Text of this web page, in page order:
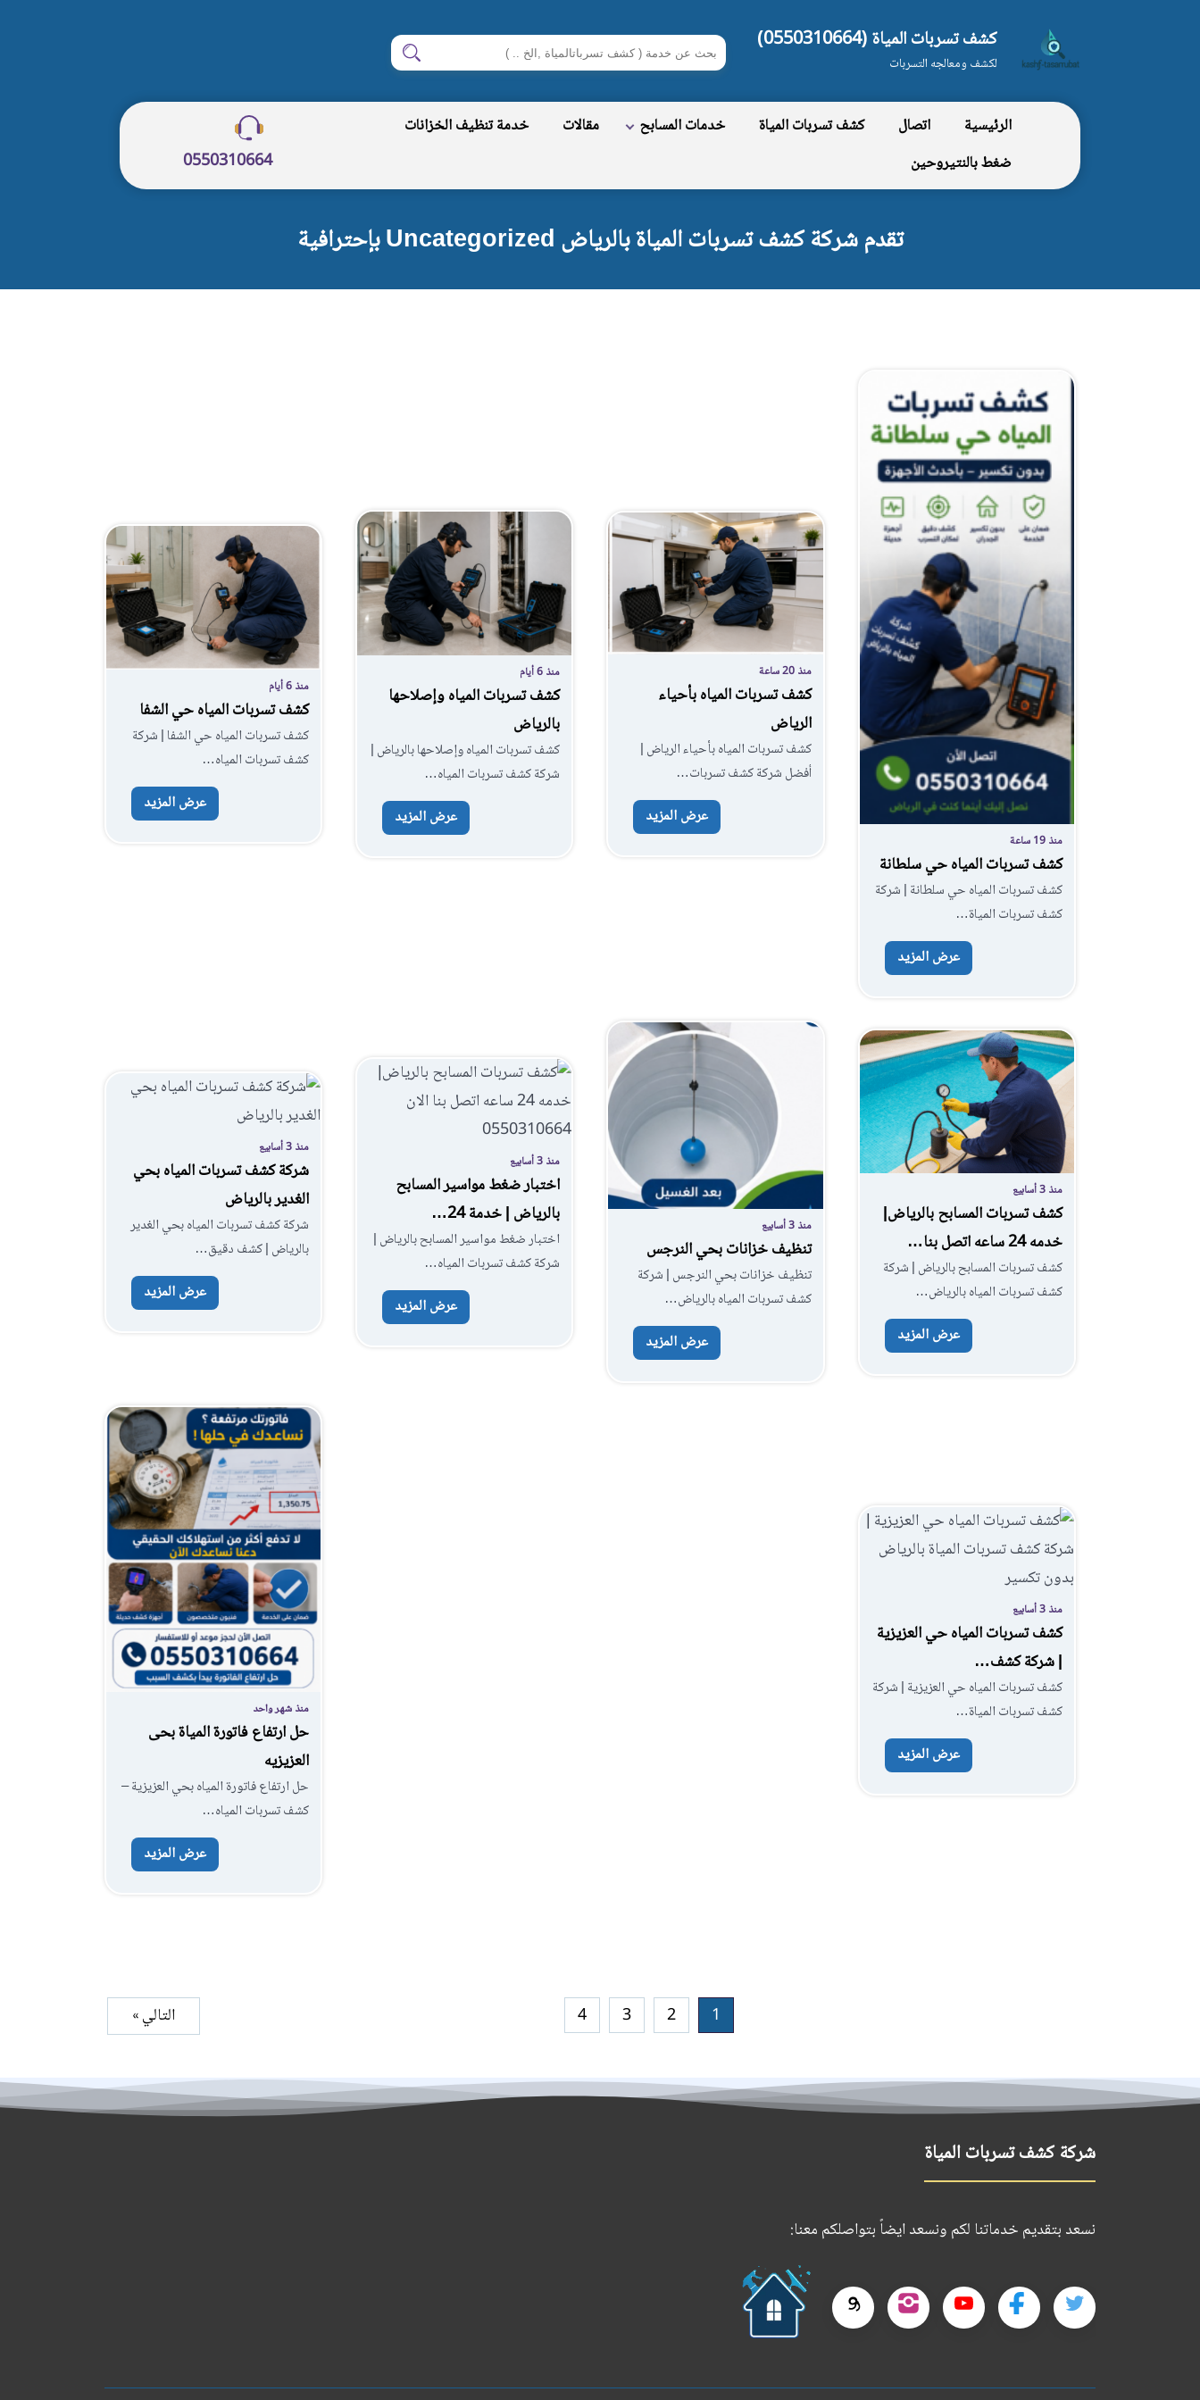
كشف تسربات المياة (0550310664)
لكشف ومعالجه التسربات
ابحث
في
شركة
كشف
المياة
ابحث
الرئيسية اتصال كشف تسربات المياة خدمات المسابح مقالات
خدمة تنظيف الخزانات
ضغط بالنتيروحين
0550310664
تقدم شركة كشف تسربات المياة بالرياض Uncategorized بإحترافية
منذ 19 ساعة
كشف تسربات المياه حي سلطانة
كشف تسربات المياه حي سلطانة | شركة
كشف تسربات المياة…
عرض المزيد
منذ 20 ساعة
كشف تسربات المياه بأحياء
الرياض
كشف تسربات المياه بأحياء الرياض |
أفضل شركة كشف تسربات…
عرض المزيد
منذ 6 أيام
كشف تسربات المياه وإصلاحها
بالرياض
كشف تسربات المياه وإصلاحها بالرياض |
شركة كشف تسربات المياه…
عرض المزيد
منذ 6 أيام
كشف تسربات المياه حي الشفا
كشف تسربات المياه حي الشفا | شركة
كشف تسربات المياه…
عرض المزيد
منذ 3 أسابيع
كشف تسربات المسابح بالرياض|
خدمه 24 ساعه اتصل بنا…
كشف تسربات المسابح بالرياض | شركة
كشف تسربات المياه بالرياض…
عرض المزيد
منذ 3 أسابيع
تنظيف خزانات بحي النرجس
تنظيف خزانات بحي النرجس | شركة
كشف تسربات المياه بالرياض…
عرض المزيد
منذ 3 أسابيع
اختبار ضغط مواسير المسابح
بالرياض | خدمة 24…
اختبار ضغط مواسير المسابح بالرياض |
شركة كشف تسربات المياه…
عرض المزيد
منذ 3 أسابيع
شركة كشف تسربات المياه بحي
الغدير بالرياض
شركة كشف تسربات المياه بحي الغدير
بالرياض | كشف دقيق…
عرض المزيد
منذ 3 أسابيع
كشف تسربات المياه حي العزيزية
| شركة كشف…
كشف تسربات المياه حي العزيزية | شركة
كشف تسربات المياة…
عرض المزيد
منذ شهر واحد
حل ارتفاع فاتورة المياة بحى
العزيزيه
حل ارتفاع فاتورة المياه بحي العزيزية –
كشف تسربات المياه…
عرض المزيد
1
2
3
4 التالي »
شركة كشف تسربات المياة
نسعد بتقديم خدماتنا لكم ونسعد ايضاً بتواصلكم معنا:
تابعنا
تويتر
تابعنا
فيسبوك
تابعنا
يوتيوب
تابعنا
إنستجرام
تابعنا
Threads
بلاي